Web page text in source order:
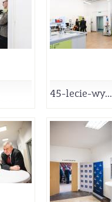
45-lecie-wy...